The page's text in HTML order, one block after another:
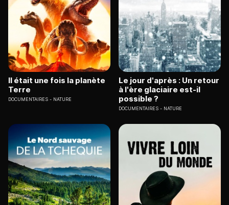
Il était une fois la planète
Terre
DOCUMENTAIRES NATURE
Le jour d'après : Un retour
à l'ère glaciaire est-il
possible ?
DOCUMENTAIRES NATURE